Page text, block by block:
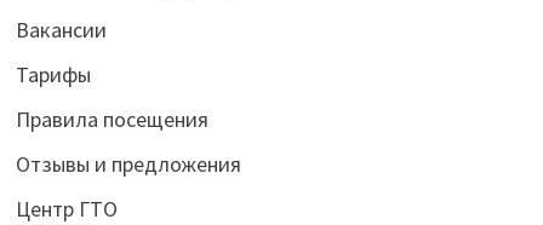
Вакансии
Тарифы
Правила посещения
Отзывы и предложения
Центр ГТО